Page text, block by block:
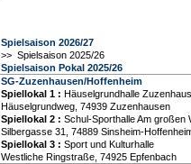
Spielsaison 2026/27
>> Spielsaison 2025/26
Spielsaison Pokal 2025/26
SG-Zuzenhausen/Hoffenheim
Spiellokal 1 : Häuselgrundhalle
Häuselgrundweg, 74939 Zuzenhausen
Spiellokal 2 : Schul-Sporthalle Am großen
Silbergasse 31, 74889 Sinsheim-
Spiellokal 3 : Sport und Kulturhalle
Westliche Ringstraße, 74925 Epfenbach